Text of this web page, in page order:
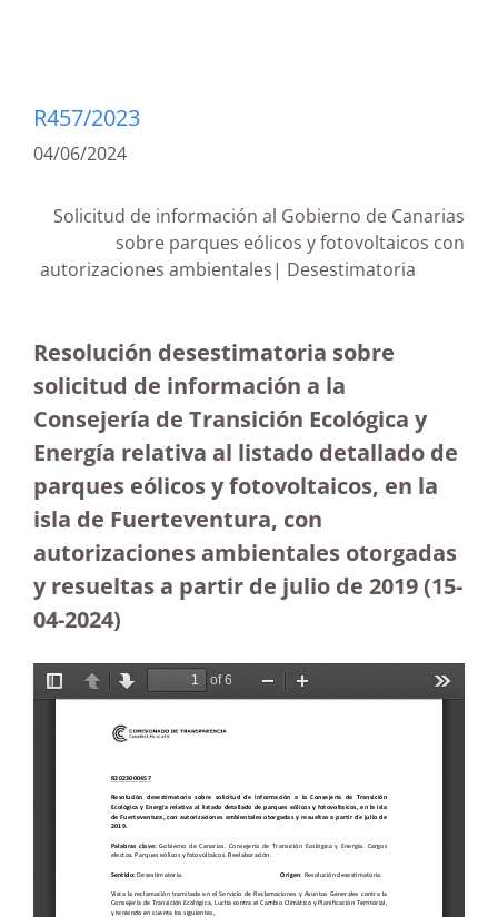
R457/2023
04/06/2024
Solicitud de información al Gobierno de Canarias
sobre parques eólicos y fotovoltaicos con
autorizaciones ambientales| Desestimatoria
Resolución desestimatoria sobre
solicitud de información a la
Consejería de Transición Ecológica y
Energía relativa al listado detallado de
parques eólicos y fotovoltaicos, en la
isla de Fuerteventura, con
autorizaciones ambientales otorgadas
y resueltas a partir de julio de 2019(15-
04-2024)